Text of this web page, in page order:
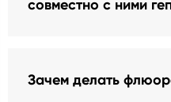
совместно с ними
Зачем делать